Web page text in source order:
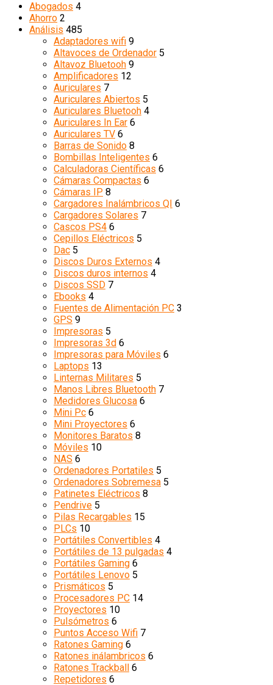
Abogados 4
Ahorro 2
Análisis 485
Adaptadores wifi 9
Altavoces de Ordenador 5
Altavoz Bluetooh 9
Amplificadores 12
Auriculares 7
Auriculares Abiertos 5
Auriculares Bluetooh 4
Auriculares In Ear 6
Auriculares TV 6
Barras de Sonido 8
Bombillas Inteligentes 6
Calculadoras Científicas 6
Cámaras Compactas 6
Cámaras IP 8
Cargadores Inalámbricos QI 6
Cargadores Solares 7
Cascos PS4 6
Cepillos Eléctricos 5
Dac 5
Discos Duros Externos 4
Discos duros internos 4
Discos SSD 7
Ebooks 4
Fuentes de Alimentación PC 3
GPS 9
Impresoras 5
Impresoras 3d 6
Impresoras para Móviles 6
Laptops 13
Linternas Militares 5
Manos Libres Bluetooth 7
Medidores Glucosa 6
Mini Pc 6
Mini Proyectores 6
Monitores Baratos 8
Móviles 10
NAS 6
Ordenadores Portatiles 5
Ordenadores Sobremesa 5
Patinetes Eléctricos 8
Pendrive 5
Pilas Recargables 15
PLCs 10
Portátiles Convertibles 4
Portátiles de 13 pulgadas 4
Portátiles Gaming 6
Portátiles Lenovo 5
Prismáticos 5
Procesadores PC 14
Proyectores 10
Pulsómetros 6
Puntos Acceso Wifi 7
Ratones Gaming 6
Ratones inálambricos 6
Ratones Trackball
6
Repetidores 6